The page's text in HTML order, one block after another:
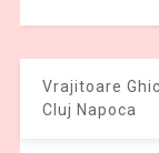
Vrajitoare
Cluj Napoca